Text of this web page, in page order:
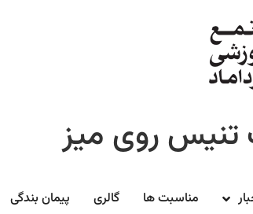
تنیس روی میز
مناسبت ها گالری پیمان بندگی